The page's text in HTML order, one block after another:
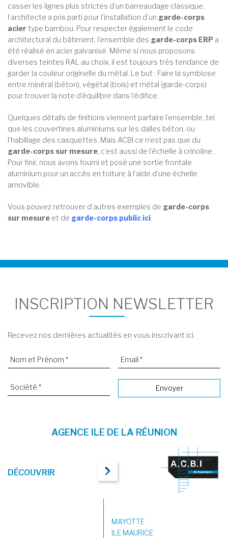
casser les lignes plus strictes d’un barreaudage classique,
l’architecte a pris parti pour l’installation d’un garde-corps
acier type bambou. Pour respecter également le code
architectural du bâtiment, l’ensemble des garde-corps ERP a
été réalisé en acier galvanisé. Même si nous proposons
diverses teintes RAL au choix, il est toujours très tendance de
garder la couleur originelle du métal. Le but : Faire la symbiose
entre minéral (béton), végétal (bois) et métal (garde-corps)
pour trouver la note d’équilibre dans l’édifice.
Quelques détails de finitions viennent parfaire l’ensemble, tel
que les couvertines aluminiums sur les dalles béton, ou
l’habillage des casquettes. Mais ACBI ce n’est pas que du
garde-corps sur mesure , c’est aussi de l’échelle à crinoline.
Pour finir, nous avons fourni et posé une sortie frontale
aluminium pour un accès en toiture à l’aide d’une échelle
amovible.
Vous pouvez retrouver d’autres exemples de garde-corps
sur mesure et de garde-corps public ici
INSCRIPTION NEWSLETTER
Recevez nos dernières actualités en vous inscrivant ici.
AGENCE ILE DE LA RÉUNION
DÉCOUVRIR
MAYOTTE
ILE MAURICE